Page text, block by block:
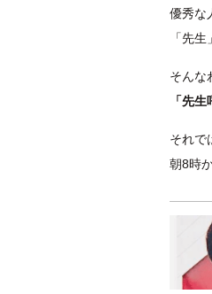
優秀な
「先
そんな
「先生
それで
朝8時